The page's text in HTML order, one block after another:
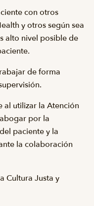
con otros
y otros según sea
alto nivel posible de
de forma
al utilizar la Atención
por la
paciente y la
la colaboración
Cultura Justa y